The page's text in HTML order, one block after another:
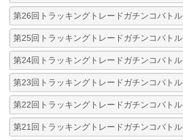
第26回トラッキングトレードガチンコバトル
第25回トラッキングトレードガチンコバトル
第24回トラッキングトレードガチンコバトル
第23回トラッキングトレードガチンコバトル
第22回トラッキングトレードガチンコバトル
第21回トラッキングトレードガチンコバトル